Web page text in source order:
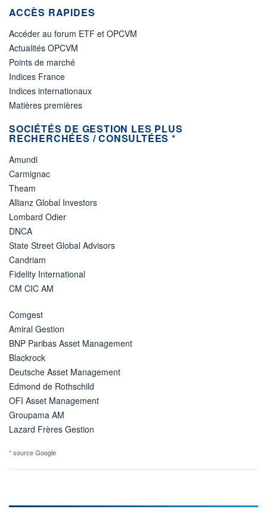
ACCÈS RAPIDES
Accéder au forum ETF et OPCVM
Actualités OPCVM
Points de marché
Indices France
Indices internationaux
Matières premières
SOCIÉTÉS DE GESTION LES PLUS
RECHERCHÉES / CONSULTÉES *
Amundi
Carmignac
Theam
Allianz Global Investors
Lombard Odier
DNCA
State Street Global Advisors
Candriam
Fidelity International
CM CIC AM
Comgest
Amiral Gestion
BNP Paribas Asset Management
Blackrock
Deutsche Asset Management
Edmond de Rothschild
OFI Asset Management
Groupama AM
Lazard Frères Gestion
* source Google